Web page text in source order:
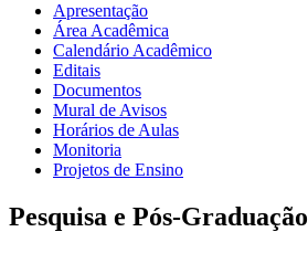
Apresentação
Área Acadêmica
Calendário Acadêmico
Editais
Documentos
Mural de Avisos
Horários de Aulas
Monitoria
Projetos de Ensino
Pesquisa e Pós-Graduação